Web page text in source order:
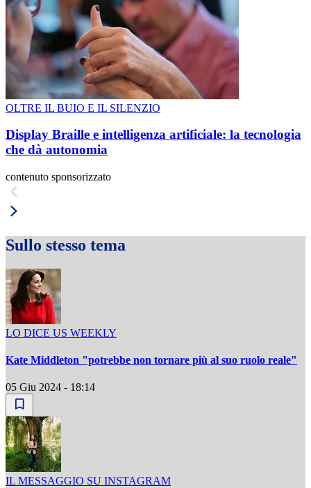
OLTRE IL BUIO E IL SILENZIO
Display Braille e intelligenza artificiale: la tecnologia
che dà autonomia
contenuto sponsorizzato
Sullo stesso tema
LO DICE US WEEKLY
Kate Middleton "potrebbe non tornare più al suo ruolo reale"
05 Giu 2024 - 18:14
IL MESSAGGIO SU INSTAGRAM